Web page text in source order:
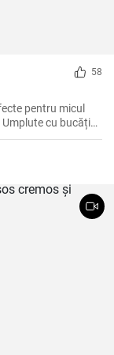
58
pentru micul
cu bucăți
sunt un deliciu de